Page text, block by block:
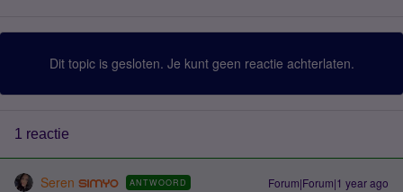
Dit topic is gesloten. Je kunt geen reactie achterlaten.
1 reactie
Seren ANTWOORD Forum|Forum|1 year ago